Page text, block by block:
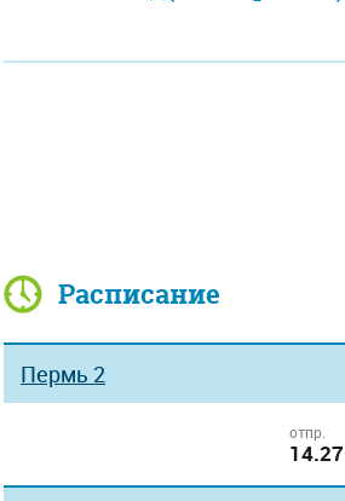
Расписание
Пермь 2
отпр.
14.27